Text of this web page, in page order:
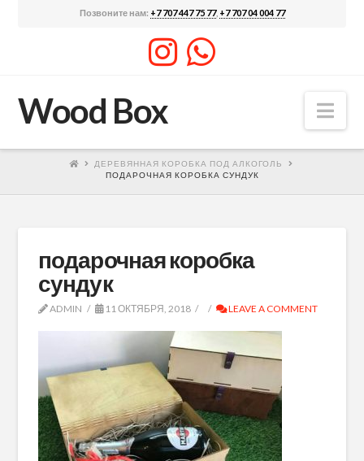
Позвоните нам: +7 707 447 75 77, +7 707 04 004 77
Wood Box
ДЕРЕВЯННАЯ КОРОБКА ПОД АЛКОГОЛЬ
ПОДАРОЧНАЯ КОРОБКА СУНДУК
подарочная коробка
сундук
ADMIN 11 ОКТЯБРЯ, 2018 LEAVE A COMMENT